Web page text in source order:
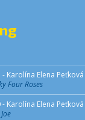
- Karolína Elena Peťková
Four Roses
- Karolína Elena Peťková